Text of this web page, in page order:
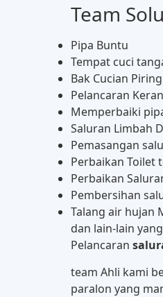
Team
Pipa Buntu
Tempat cuci
Bak Cucian
Pelancaran
Memperbaiki
Saluran Limbah
Pemasangan
Perbaikan Toilet
Perbaikan
Pembersihan
Talang air hujan
dan lain-lain
Pelancaran
team Ahli kami
paralon yang